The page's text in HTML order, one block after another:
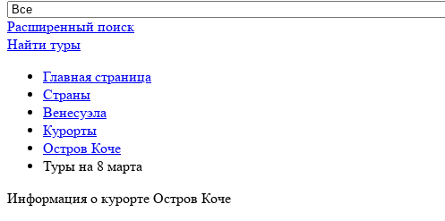
Расширенный поиск
Найти туры
Главная страница
Cтраны
Венесуэла
Курорты
Остров Коче
Туры на 8 марта
Информация о курорте Остров Коче